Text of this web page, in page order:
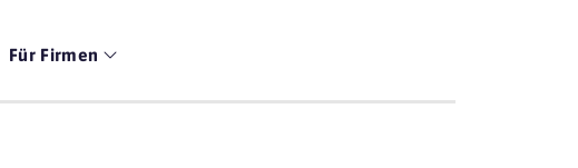
Für Firmen